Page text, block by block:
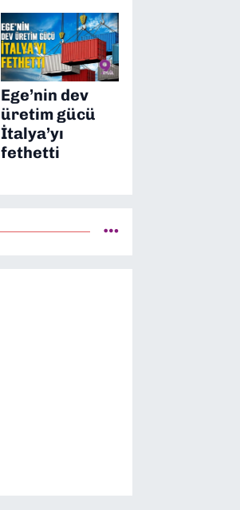
Ege’nin dev
üretim gücü
İtalya’yı
fethetti